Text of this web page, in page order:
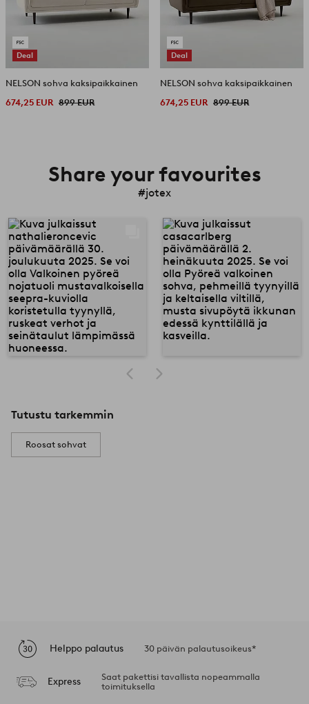
Deal
NELSON sohva kaksipaikkainen
674,25 EUR 899 EUR
Deal
NELSON sohva kaksipaikkainen
674,25 EUR 899 EUR
Share your favourites
#jotex
Tutustu tarkemmin
Roosat sohvat
Helppo palautus 30 päivän palautusoikeus*
Express
Saat pakettisi tavallista nopeammalla
toimituksella